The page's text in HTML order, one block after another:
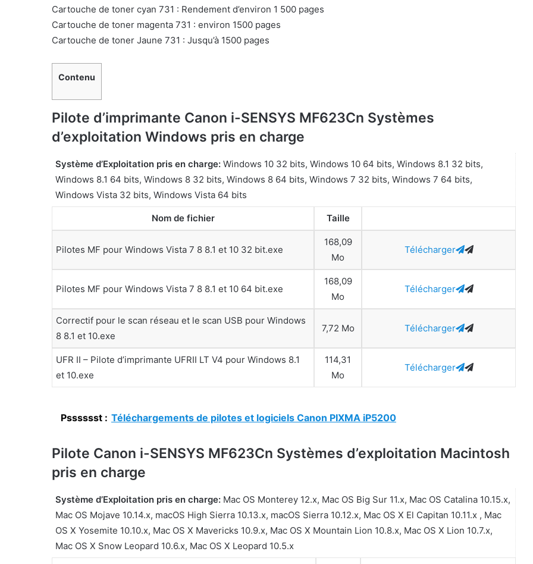
Cartouche de toner cyan 731 : Rendement d’environ 1 500 pages
Cartouche de toner magenta 731 : environ 1500 pages
Cartouche de toner Jaune 731 : Jusqu’à 1500 pages
Contenu
Pilote d’imprimante Canon i-SENSYS MF623Cn Systèmes
d’exploitation Windows pris en charge
Système d’Exploitation pris en charge: Windows 10 32 bits, Windows 10 64 bits, Windows 8.1 32 bits,
Windows 8.1 64 bits, Windows 8 32 bits, Windows 8 64 bits, Windows 7 32 bits, Windows 7 64 bits,
Windows Vista 32 bits, Windows Vista 64 bits
Nom de fichier Taille
Pilotes MF pour Windows Vista 7 8 8.1 et 10 32 bit.exe
168,09
Mo
Télécharger
Pilotes MF pour Windows Vista 7 8 8.1 et 10 64 bit.exe
168,09
Mo
Télécharger
Correctif pour le scan réseau et le scan USB pour Windows
8 8.1 et 10.exe
7,72 Mo Télécharger
UFR II – Pilote d’imprimante UFRII LT V4 pour Windows 8.1
et 10.exe
114,31
Mo
Télécharger
Psssssst : Téléchargements de pilotes et logiciels Canon PIXMA iP5200
Pilote Canon i-SENSYS MF623Cn Systèmes d’exploitation Macintosh
pris en charge
Système d’Exploitation pris en charge: Mac OS Monterey 12.x, Mac OS Big Sur 11.x, Mac OS Catalina 10.15.x,
Mac OS Mojave 10.14.x, macOS High Sierra 10.13.x, macOS Sierra 10.12.x, Mac OS X El Capitan 10.11.x , Mac
OS X Yosemite 10.10.x, Mac OS X Mavericks 10.9.x, Mac OS X Mountain Lion 10.8.x, Mac OS X Lion 10.7.x,
Mac OS X Snow Leopard 10.6.x, Mac OS X Leopard 10.5.x